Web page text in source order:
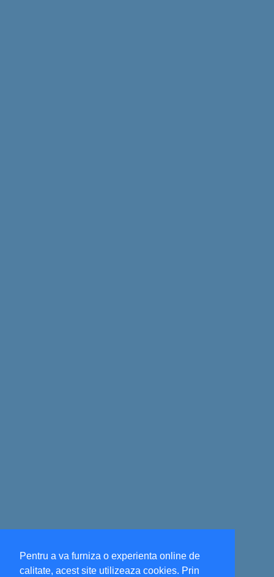
Pentru a va furniza o experienta online de
calitate, acest site utilizeaza cookies. Prin